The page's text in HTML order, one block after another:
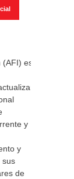
es
y
y
y
sus
de